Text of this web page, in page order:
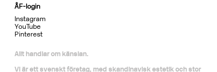
Pris 4995 kr